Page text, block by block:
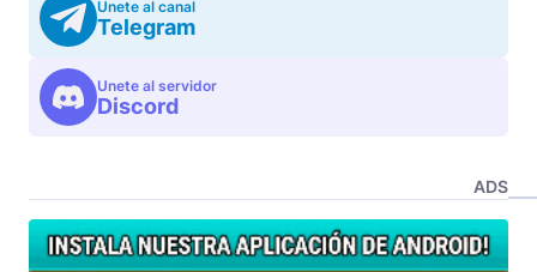
Unete al canal
Telegram
Unete al servidor
Discord
ADS